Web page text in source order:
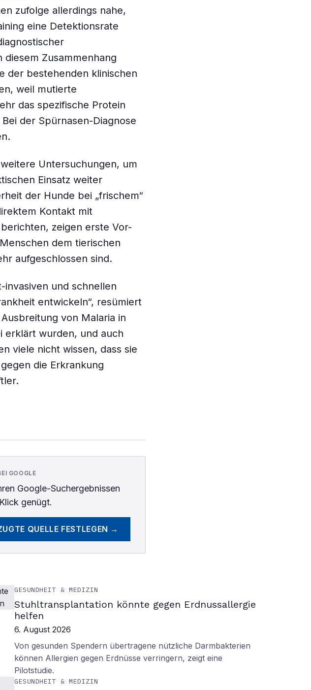
zufolge allerdings nahe,
eine Detektionsrate
Zusammenhang
der bestehenden klinischen
weil mutierte
das spezifische Protein
der Spürnasen-Diagnose
Untersuchungen, um
Einsatz weiter
der Hunde bei „frischem“
Kontakt mit
zeigen erste Vor-
dem tierischen
aufgeschlossen sind.
invasiven und schnellen
entwickeln“, resümiert
von Malaria in
erklärt wurden, und auch
viele nicht wissen, dass sie
die Erkrankung
GOOGLE
Google-Suchergebnissen
genügt.
QUELLE FESTLEGEN →
GESUNDHEIT & MEDIZIN
Stuhltransplantation könnte gegen Erdnussallergie
helfen
6. August 2026
Von gesunden Spendern übertragene nützliche Darmbakterien
können Allergien gegen Erdnüsse verringern, zeigt eine
Pilotstudie.
GESUNDHEIT & MEDIZIN